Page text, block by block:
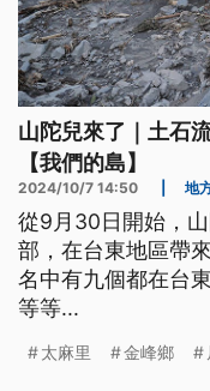
山陀兒來了｜土石
【我們的島】
2024/10/7 14:50 地
從9月30日開始，
部，在台東地區帶
名中有九個都在台
等等...
太麻里 金峰鄉